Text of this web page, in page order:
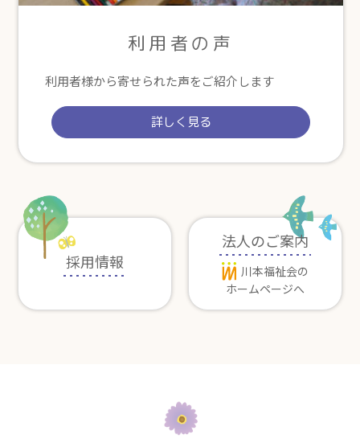
利用者の声
利用者様から寄せられた声をご紹介します
詳しく見る
採用情報
法人のご案内
川本福祉会の
ホームページへ